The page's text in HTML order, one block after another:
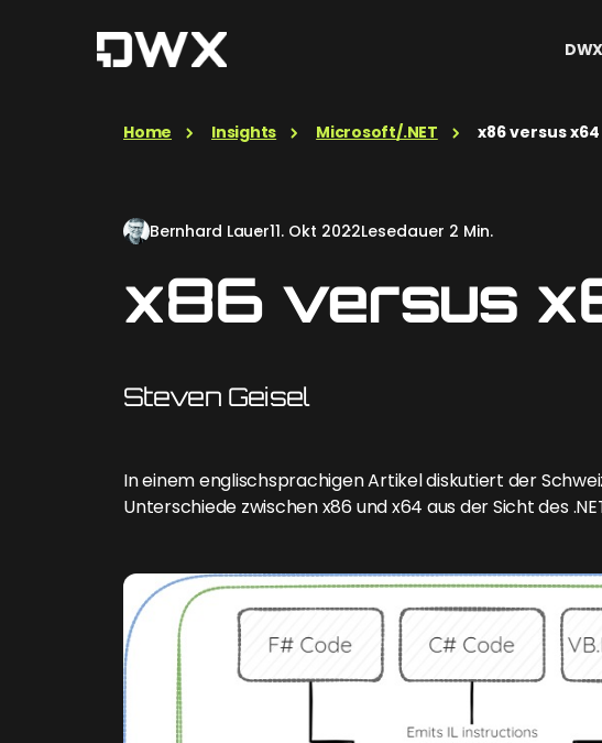
DWX
Home Insights Microsoft/.NET x86 versus x64
Bernhard Lauer11. Okt 2022Lesedauer 2 Min.
x86 versus
Steven Geisel
In einem englischsprachigen Artikel diskutiert der
Unterschiede zwischen x86 und x64 aus der Sicht des